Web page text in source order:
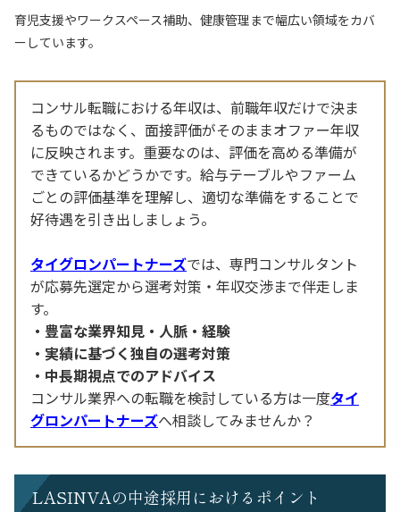
育児支援やワークスペース補助、健康管理まで幅広い領域をカバ
ーしています。
コンサル転職における年収は、前職年収だけで決ま
るものではなく、面接評価がそのままオファー年収
に反映されます。重要なのは、評価を高める準備が
できているかどうかです。給与テーブルやファーム
ごとの評価基準を理解し、適切な準備をすることで
好待遇を引き出しましょう。
タイグロンパートナーズでは、専門コンサルタント
が応募先選定から選考対策・年収交渉まで伴走しま
す。
豊富な業界知見・人脈・経験
実績に基づく独自の選考対策
中長期視点でのアドバイス
コンサル業界への転職を検討している方は一度タイ
グロンパートナーズへ相談してみませんか？
LASINVAの中途採用におけるポイント